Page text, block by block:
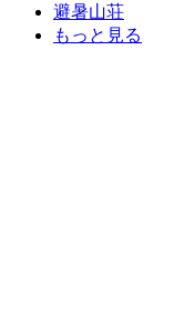
避暑山荘
もっと見る